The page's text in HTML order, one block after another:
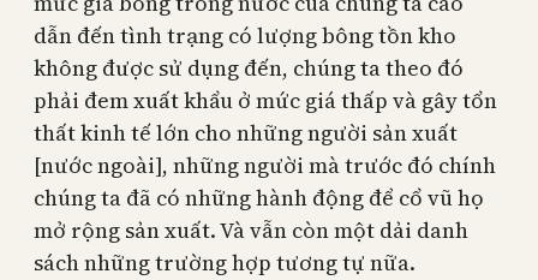
dẫn đến tình trạng có lượng bông tồn kho
không được sử dụng đến, chúng ta theo đó
phải đem xuất khẩu ở mức giá thấp và gây tổn
thất kinh tế lớn cho những người sản xuất
[nước ngoài], những người mà trước đó chính
chúng ta đã có những hành động để cổ vũ họ
mở rộng sản xuất. Và vẫn còn một dải danh
sách những trường hợp tương tự nữa.